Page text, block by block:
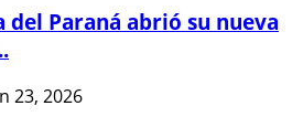
del Paraná abrió su nueva
23, 2026